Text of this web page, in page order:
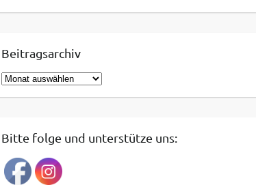
Beitragsarchiv
B
e
r
a
g
Bitte folge und unterstütze uns: